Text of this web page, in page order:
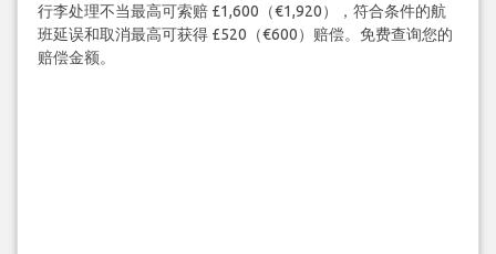
行李处理不当最高可索赔 £1,600（€1,920），符合条件的航
班延误和取消最高可获得 £520（€600）赔偿。免费查询您的
赔偿金额。